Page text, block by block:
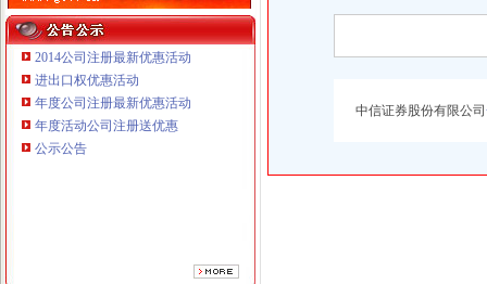
2014公司注册最新优惠活动
进出口权优惠活动
年度公司注册最新优惠活动
年度活动公司注册送优惠
公示公告
重庆奕欣锦诚商贸有限公司 渝九50万 （工商注册）
重庆展优科技有限公司 渝中3万 （工商注册）
中信证券股份有限公司